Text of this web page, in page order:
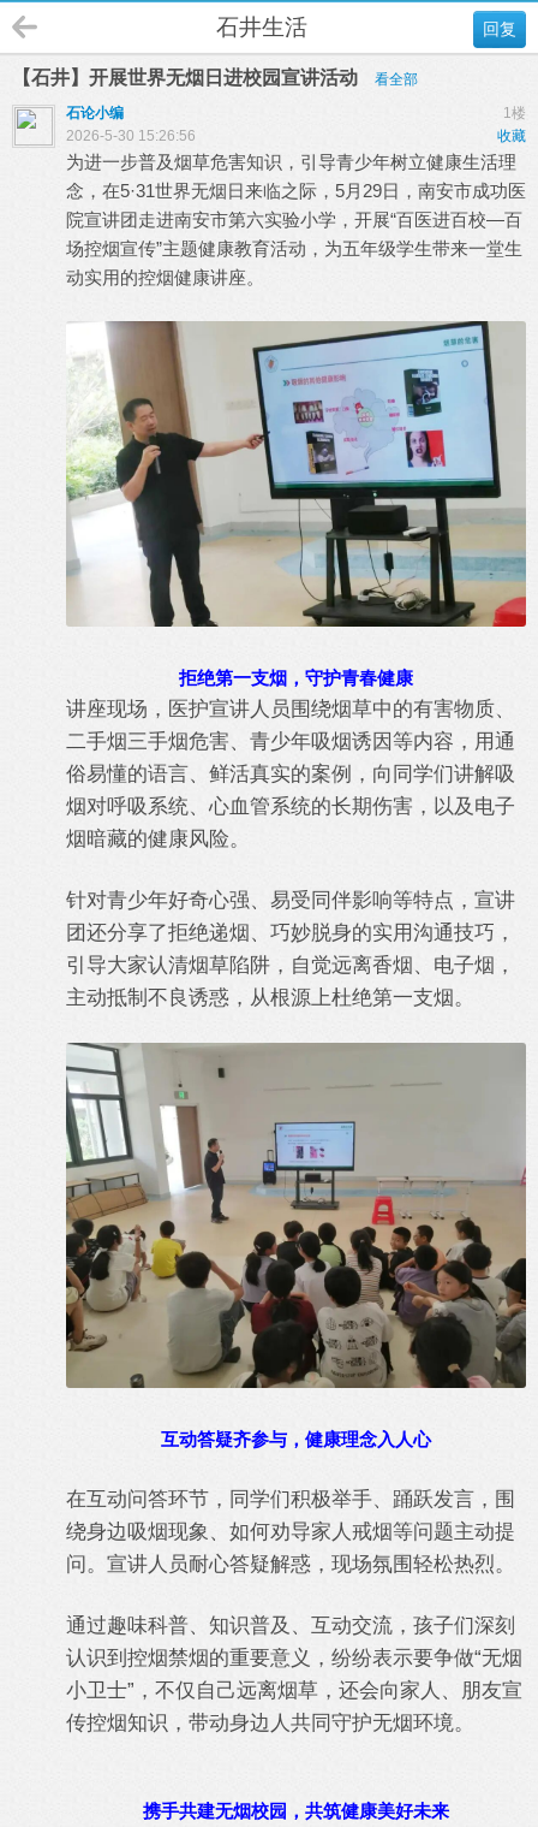
回复
石井生活
【石井】开展世界无烟日进校园宣讲活动
看全部
1楼
石论小编
收藏
2026-5-30 15:26:56
为进一步普及烟草危害知识，引导青少年树立健康生活理
念，在5·31世界无烟日来临之际，5月29日，南安市成功医
院宣讲团走进南安市第六实验小学，开展“百医进百校—百
场控烟宣传”主题健康教育活动，为五年级学生带来一堂生
动实用的控烟健康讲座。
拒绝第一支烟，守护青春健康
讲座现场，医护宣讲人员围绕烟草中的有害物质、
二手烟三手烟危害、青少年吸烟诱因等内容，用通
俗易懂的语言、鲜活真实的案例，向同学们讲解吸
烟对呼吸系统、心血管系统的长期伤害，以及电子
烟暗藏的健康风险。
针对青少年好奇心强、易受同伴影响等特点，宣讲
团还分享了拒绝递烟、巧妙脱身的实用沟通技巧，
引导大家认清烟草陷阱，自觉远离香烟、电子烟，
主动抵制不良诱惑，从根源上杜绝第一支烟。
互动答疑齐参与，健康理念入人心
在互动问答环节，同学们积极举手、踊跃发言，围
绕身边吸烟现象、如何劝导家人戒烟等问题主动提
问。宣讲人员耐心答疑解惑，现场氛围轻松热烈。
通过趣味科普、知识普及、互动交流，孩子们深刻
认识到控烟禁烟的重要意义，纷纷表示要争做“无烟
小卫士”，不仅自己远离烟草，还会向家人、朋友宣
传控烟知识，带动身边人共同守护无烟环境。
携手共建无烟校园，共筑健康美好未来